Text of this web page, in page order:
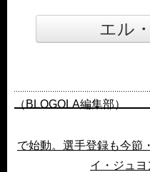
エル
（BLOGOLA編集部）
で始動。選手登録も今節
イ・ジュヨ